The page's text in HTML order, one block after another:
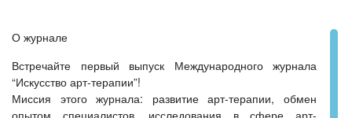
О журнале
Встречайте первый выпуск Международного журнала
“Искусство арт-терапии”!
Миссия этого журнала: развитие арт-терапии, обмен
опытом специалистов, исследования в сфере арт-